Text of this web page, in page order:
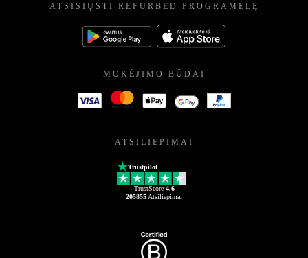
ATSISIŲSTI REFURBED PROGRAMĖLĘ
MOKĖJIMO BŪDAI
ATSILIEPIMAI
Trustpilot
TrustScore 4.6
205855 Atsiliepimai